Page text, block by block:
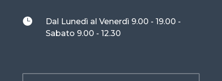

Dal Lunedì al Venerdì 9.00 - 19.00 -
Sabato 9.00 - 12.30